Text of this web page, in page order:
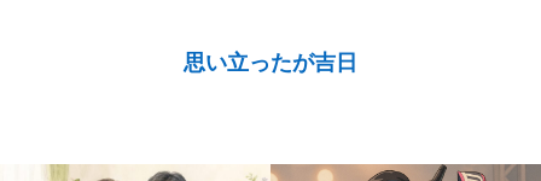
思い立ったが吉日